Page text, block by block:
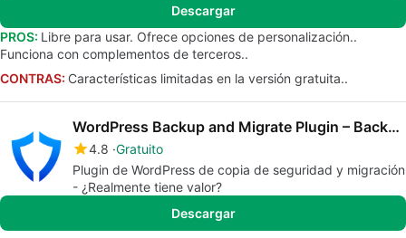
Descargar
PROS: Libre para usar. Ofrece opciones de personalización..
Funciona con complementos de terceros..
CONTRAS: Características limitadas en la versión gratuita..
WordPress Backup and Migrate Plugin – Backup Guard
4.8 Gratuito
Plugin de WordPress de copia de seguridad y migración
- ¿Realmente tiene valor?
Descargar